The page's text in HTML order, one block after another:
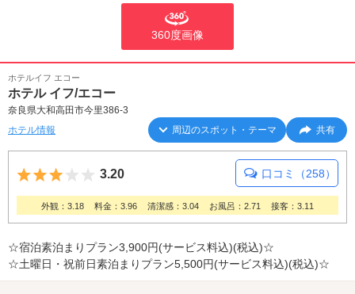
360度画像
ホテルイフ エコー
ホテル イフ/エコー
奈良県大和高田市今里386-3
ホテル情報
周辺のスポット・テーマ 共有
5つ星のうち3
3.20 口コミ（258）
外観：3.18 料金：3.96 清潔感：3.04 お風呂：2.71 接客：3.11
☆宿泊素泊まりプラン3,900円(サービス料込)(税込)☆
☆土曜日・祝前日素泊まりプラン5,500円(サービス料込)(税込)☆